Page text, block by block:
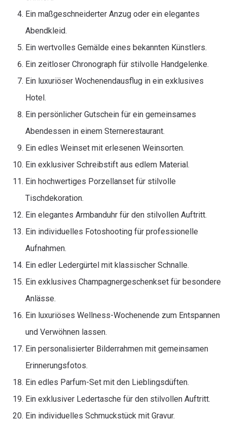
Ein maßgeschneiderter Anzug oder ein elegantes
Abendkleid.
Ein wertvolles Gemälde eines bekannten Künstlers.
Ein zeitloser Chronograph für stilvolle Handgelenke.
Ein luxuriöser Wochenendausflug in ein exklusives
Hotel.
Ein persönlicher Gutschein für ein gemeinsames
Abendessen in einem Sternerestaurant.
Ein edles Weinset mit erlesenen Weinsorten.
Ein exklusiver Schreibstift aus edlem Material.
Ein hochwertiges Porzellanset für stilvolle
Tischdekoration.
Ein elegantes Armbanduhr für den stilvollen Auftritt.
Ein individuelles Fotoshooting für professionelle
Aufnahmen.
Ein edler Ledergürtel mit klassischer Schnalle.
Ein exklusives Champagnergeschenkset für besondere
Anlässe.
Ein luxuriöses Wellness-Wochenende zum Entspannen
und Verwöhnen lassen.
Ein personalisierter Bilderrahmen mit gemeinsamen
Erinnerungsfotos.
Ein edles Parfum-Set mit den Lieblingsdüften.
Ein exklusiver Ledertasche für den stilvollen Auftritt.
Ein individuelles Schmuckstück mit Gravur.